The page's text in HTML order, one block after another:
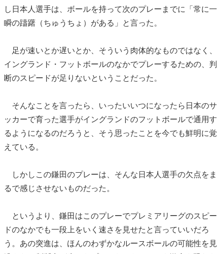
し日本人選手は、ボールを持って次のプレーまでに「常に一
瞬の躊躇（ちゅうちょ）がある」と言った。
足が速いとか遅いとか、そういう肉体的なものではなく、
イングランド・フットボールのなかでプレーするための、判
断のスピードが足りないということだった。
そんなことを言ったら、いったいいつになったら日本のサ
ッカーで育った選手がイングランドのフットボールで通用す
るようになるのだろうと、そう思ったことを今でも鮮明に覚
えている。
しかしこの鎌田のプレーは、そんな日本人選手の欠点をま
るで感じさせないものだった。
というより、鎌田はこのプレーでプレミアリーグのスピー
ドのなかでも一段上をいく速さを見せたと言っていいだろ
う。あの突進は、ほんのわずかなルースボールの可能性を見